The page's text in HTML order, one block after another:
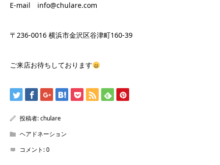
E-mail info@chulare.com
〒236-0016 横浜市金沢区谷津町160-39
ご来店お待ちしております
投稿者:chulare
ヘアドネーション
コメント:0